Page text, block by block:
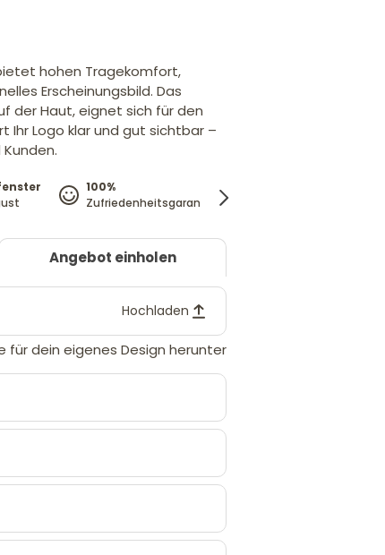
hohen Tragekomfort,
Erscheinungsbild. Das
der Haut, eignet sich für den
Ihr Logo klar und gut sichtbar –
100%
Zufriedenheitsgarantie
Angebot einholen
Hochladen
für dein eigenes Design herunter